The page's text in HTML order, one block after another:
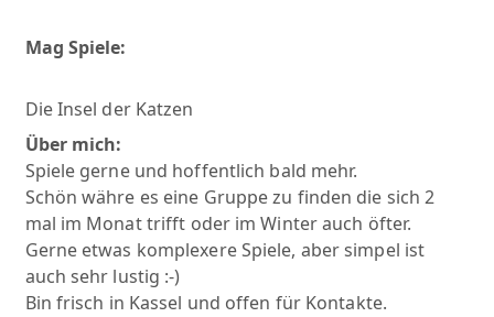
Mag Spiele:
Die Insel der Katzen
Über mich:
Spiele gerne und hoffentlich bald mehr.
Schön währe es eine Gruppe zu finden die sich 2
mal im Monat trifft oder im Winter auch öfter.
Gerne etwas komplexere Spiele, aber simpel ist
auch sehr lustig :-)
Bin frisch in Kassel und offen für Kontakte.